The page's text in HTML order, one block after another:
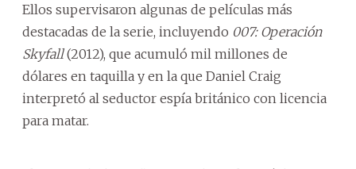
Ellos supervisaron algunas de películas más
destacadas de la serie, incluyendo 007: Operación
Skyfall(2012), que acumuló mil millones de
dólares en taquilla y en la que Daniel Craig
interpretó al seductor espía británico con licencia
para matar.